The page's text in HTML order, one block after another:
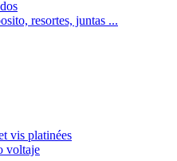
resortes, juntas ...
vis platinées
voltaje